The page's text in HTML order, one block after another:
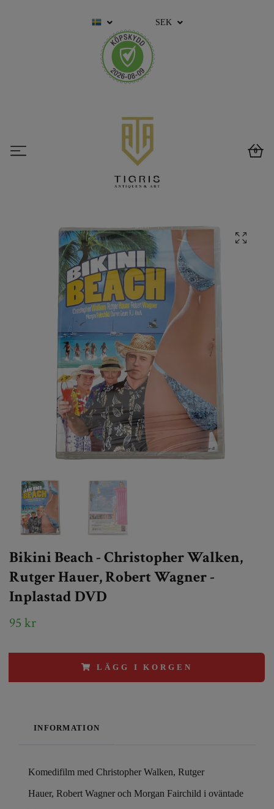
SEK
0
Bikini Beach - Christopher Walken,
Rutger Hauer, Robert Wagner -
Inplastad DVD
95 kr
LÄGG I KORGEN
INFORMATION
Komedifilm med Christopher Walken, Rutger
Hauer, Robert Wagner och Morgan Fairchild i oväntade